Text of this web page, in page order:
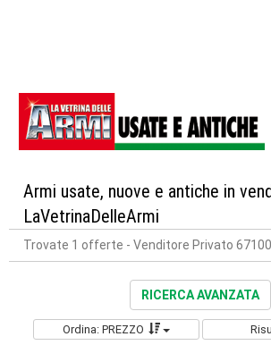
Armi usate, nuove e antiche in
LaVetrinaDelleArmi
Trovate 1 offerte - Venditore Privato 67100
RICERCA AVANZATA
Ordina: PREZZO